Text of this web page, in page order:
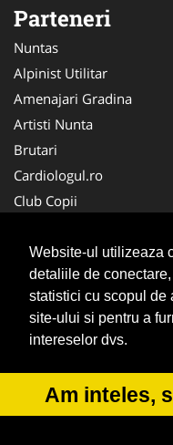
Website-ul utilizeaza
detaliile de
statistici cu scopul de
site-ului si pentru a
intereselor dvs.
Am inteles,
Parteneri
Nuntas
Alpinist Utilitar
Amenajari Gradina
Artisti Nunta
Brutari
Cardiologul.ro
Club Copii
Ambalaje Romania
Cabinet-Individual.ro
CentruInchirieri.ro
Cursuri Romania
© 2014-2026 Powered
ANPC SOL